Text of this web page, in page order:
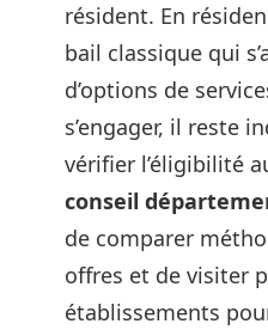
résident. En
bail classique qui
d’options de
s’engager, il reste
vérifier l’éligibilité
conseil
de comparer
offres et de visiter
établissements